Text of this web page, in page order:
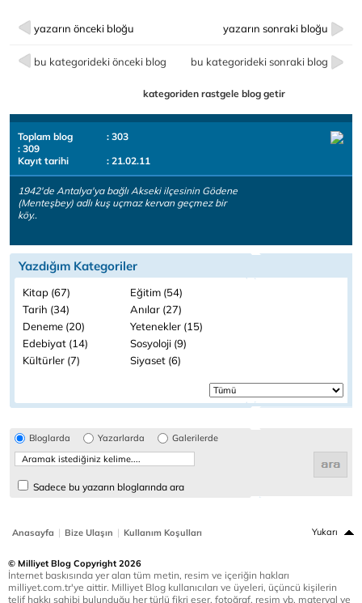
yazarın önceki bloğu yazarın sonraki bloğu
bu kategorideki önceki blog bu kategorideki sonraki blog
kategoriden rastgele blog getir
Toplam blog
: 303
: 309
Kayıt tarihi
: 21.02.11
1942'de Antalya'ya bağlı Akseki ilçesinin Gödene
(Menteşbey) adlı kuş uçmaz kervan geçmez bir
köy..
Yazdığım Kategoriler
Kitap (67)
Eğitim (54)
Tarih (34)
Anılar (27)
Deneme (20)
Yetenekler (15)
Edebiyat (14)
Sosyoloji (9)
Kültürler (7)
Siyaset (6)
Bloglarda Yazarlarda Galerilerde
Sadece bu yazarın bloglarında ara
Anasayfa | Bize Ulaşın | Kullanım Koşulları Yukarı
© Milliyet Blog Copyright 2026
İnternet baskısında yer alan tüm metin, resim ve içeriğin hakları
milliyet.com.tr'ye aittir. Milliyet Blog kullanıcıları ve üyeleri, üçüncü kişilerin
telif hakkı sahibi bulunduğu her türlü fikri eser, fotoğraf, resim vb. materyal ve